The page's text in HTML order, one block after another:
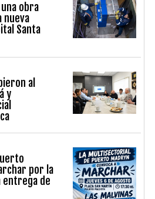
obra
nueva
Santa
al
y
por la
entrega de